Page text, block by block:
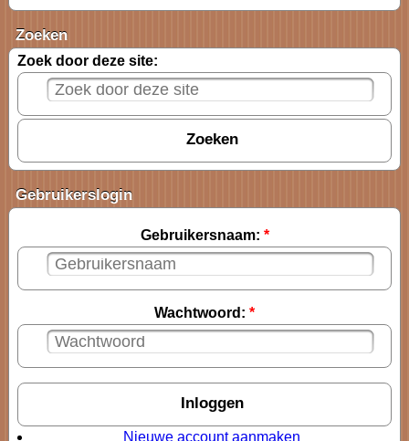
Zoeken
Zoek door deze site:
Gebruikerslogin
Gebruikersnaam: *
Wachtwoord: *
Nieuwe account aanmaken